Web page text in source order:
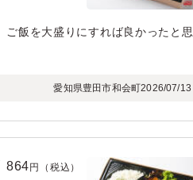
飯を大盛りにすれば良かったと思
愛知県豊田市和会町2026/07/13
864円（税込）